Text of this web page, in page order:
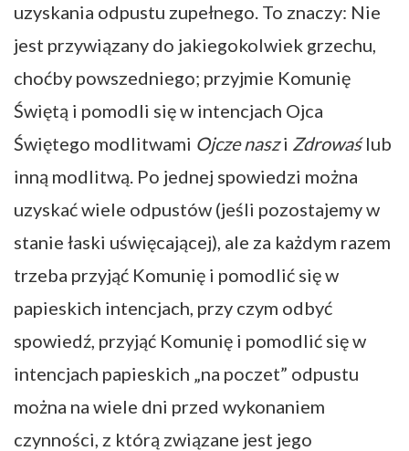
uzyskania odpustu zupełnego. To znaczy: Nie
jest przywiązany do jakiegokolwiek grzechu,
choćby powszedniego; przyjmie Komunię
Świętą i pomodli się w intencjach Ojca
Świętego modlitwami Ojcze naszi Zdrowaślub
inną modlitwą. Po jednej spowiedzi można
uzyskać wiele odpustów (jeśli pozostajemy w
stanie łaski uświęcającej), ale za każdym razem
trzeba przyjąć Komunię i pomodlić się w
papieskich intencjach, przy czym odbyć
spowiedź, przyjąć Komunię i pomodlić się w
intencjach papieskich „na poczet” odpustu
można na wiele dni przed wykonaniem
czynności, z którą związane jest jego